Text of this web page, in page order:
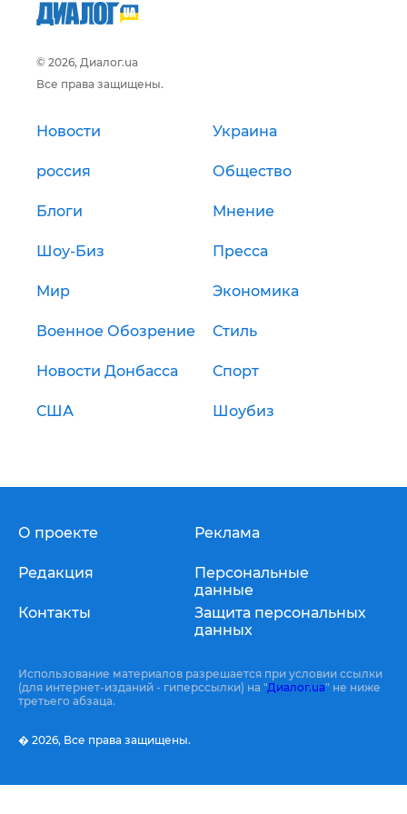
© 2026, Диалог.ua
Все права защищены.
Новости Украина
россия Общество
Блоги Мнение
Шоу-Биз Пресса
Мир Экономика
Военное Обозрение Стиль
Новости Донбасса Спорт
США Шоубиз
О проекте
Редакция
Контакты
Реклама
Персональные
данные
Защита персональных
данных
Использование материалов разрешается при условии ссылки
(для интернет-изданий - гиперссылки) на "Диалог.ua" не ниже
третьего абзаца.
� 2026, Все права защищены.